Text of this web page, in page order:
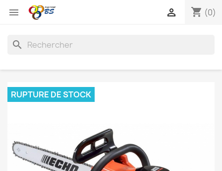
 shopping_cart (0)

search
RUPTURE DE STOCK